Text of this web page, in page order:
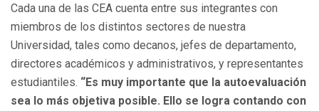
Cada una de las CEA cuenta entre sus integrantes con
miembros de los distintos sectores de nuestra
Universidad, tales como decanos, jefes de departamento,
directores académicos y administrativos, y representantes
estudiantiles. “Es muy importante que la autoevaluación
sea lo más objetiva posible. Ello se logra contando con